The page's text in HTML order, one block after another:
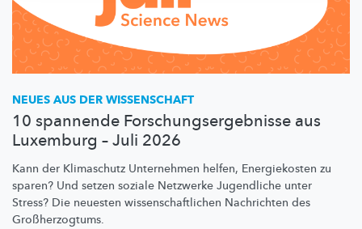
NEUES AUS DER WISSENSCHAFT
10 spannende Forschungsergebnisse aus
Luxemburg – Juli 2026
Kann der Klimaschutz Unternehmen helfen, Energiekosten zu
sparen? Und setzen soziale Netzwerke Jugendliche unter
Stress? Die neuesten wissenschaftlichen Nachrichten des
Großherzogtums.